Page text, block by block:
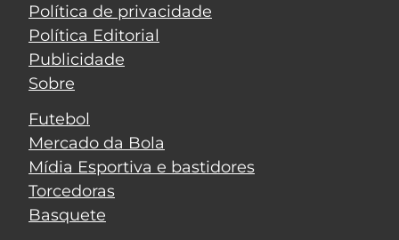
Política de privacidade
Política Editorial
Publicidade
Sobre
Futebol
Mercado da Bola
Mídia Esportiva e bastidores
Torcedoras
Basquete